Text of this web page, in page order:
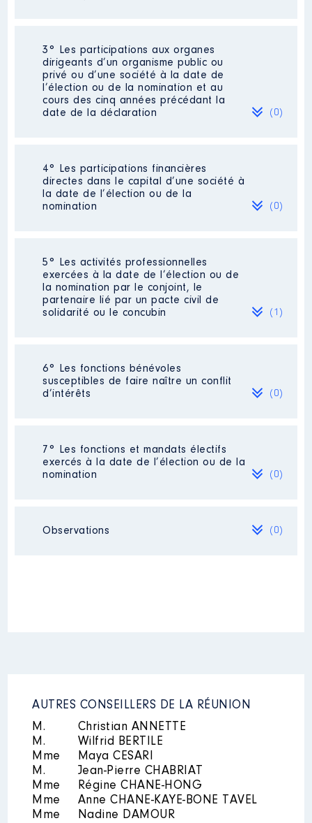
Employeur: Tropic Services
Industrie │ De : 11/2016 à
Rémunération ou gratification
2016 2 421 €
Net
2017
35 773 €
Net
2018
36 717 €
Net
2019
Néant
3° Les participations aux organes
dirigeants d’un organisme public ou
privé ou d’une société à la date de
l’élection ou de la nomination et au
cours des cinq années précédant la
date de la déclaration
(0)
Néant
4° Les participations financières
directes dans le capital d’une société à
la date de l’élection ou de la
nomination
(0)
Néant
5° Les activités professionnelles
exercées à la date de l’élection ou de
la nomination par le conjoint, le
partenaire lié par un pacte civil de
solidarité ou le concubin
(1)
Activité professionnelle
de collège
Employeur
6° Les fonctions bénévoles
susceptibles de faire naître un conflit
d’intérêts
(0)
Néant
7° Les fonctions et mandats électifs
exercés à la date de l’élection ou de la
nomination
(0)
Néant
Observations (0)
AUTRES CONSEILLERS DE LA RÉUNION
M.
Christian ANNETTE
M.
Wilfrid BERTILE
Mme
Maya CESARI
M.
Jean-Pierre CHABRIAT
Mme
Régine CHANE-HONG
Mme
Anne CHANE-KAYE-BONE TAVEL
Mme
Nadine DAMOUR